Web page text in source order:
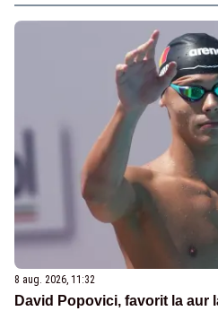
8 aug. 2026, 11:32
David Popovici, favorit la aur